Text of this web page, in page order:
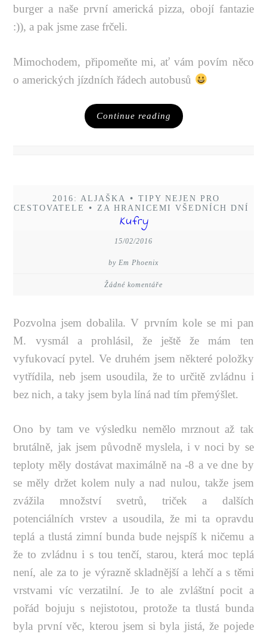
burger a naše první americká pizza, obojí fantazie
:)), a pak jsme zase frčeli.
Mimochodem, připomeňte mi, ať vám povím něco
o amerických jízdních řádech autobusů
Continue reading
2016: ALJAŠKA • TIPY NEJEN PRO
CESTOVATELE
• ZA HRANICEMI VŠEDNÍCH DNÍ
Kufry
15/02/2016
by Em Phoenix
Žádné komentáře
Pozvolna jsem dobalila. V prvním kole se mi pan
M. vysmál a prohlásil, že ještě že mám ten
vyfukovací pytel. Ve druhém jsem některé položky
vytřídila, neb jsem usoudila, že to určitě zvládnu i
bez nich, a taky jsem byla líná nad tím přemýšlet.
Ono by tam ve výsledku nemělo mrznout až tak
brutálně, jak jsem původně myslela, i v noci by se
teploty měly dostávat maximálně na -8 a ve dne by
se měly držet kolem nuly a nad nulou, takže jsem
zvážila množství svetrů, triček a dalších
potenciálních vrstev a usoudila, že mi ta opravdu
teplá a tlustá zimní bunda bude nejspíš k ničemu a
že to zvládnu i s tou tenčí, starou, která moc teplá
není, ale za to je výrazně skladnější a lehčí a s těmi
vrstvami víc verzatilní. Je to ale zvláštní pocit a
pořád bojuju s nejistotou, protože ta tlustá bunda
byla první věc, kterou jsem si byla jistá, že pojede